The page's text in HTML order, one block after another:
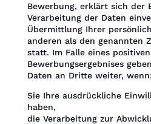
Bewerbung, erklärt sich der
Verarbeitung der Daten
Übermittlung Ihrer
anderen als den genannten
statt. Im Falle eines positiven
Bewerbungsergebnises
Daten an Dritte weiter, wenn:
Sie Ihre ausdrückliche
haben,
die Verarbeitung zur